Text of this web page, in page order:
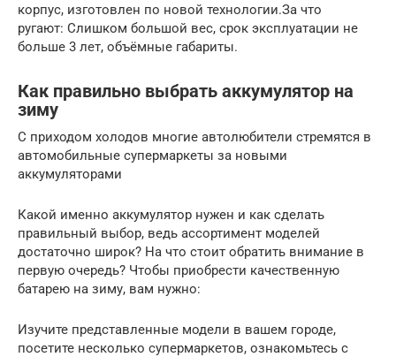
корпус, изготовлен по новой технологии.За что
ругают: Слишком большой вес, срок эксплуатации не
больше 3 лет, объёмные габариты.
Как правильно выбрать аккумулятор на
зиму
С приходом холодов многие автолюбители стремятся в
автомобильные супермаркеты за новыми
аккумуляторами
Какой именно аккумулятор нужен и как сделать
правильный выбор, ведь ассортимент моделей
достаточно широк? На что стоит обратить внимание в
первую очередь? Чтобы приобрести качественную
батарею на зиму, вам нужно:
Изучите представленные модели в вашем городе,
посетите несколько супермаркетов, ознакомьтесь с